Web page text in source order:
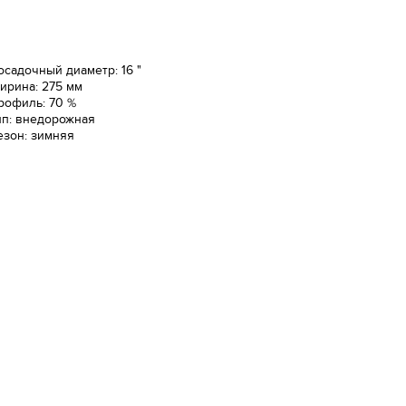
диаметр: 16 "
275 мм
70 %
внедорожная
зимняя